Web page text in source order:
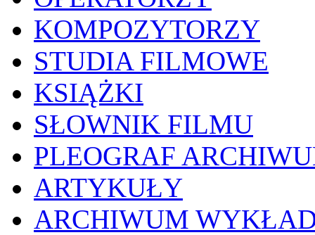
KOMPOZYTORZY
STUDIA FILMOWE
KSIĄŻKI
SŁOWNIK FILMU
PLEOGRAF
ARTYKUŁY
ARCHIWUM